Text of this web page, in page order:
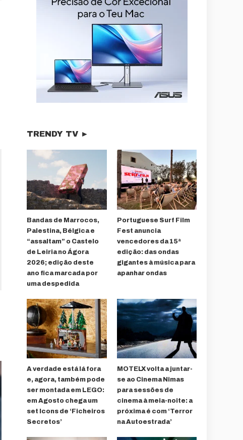
TRENDY TV ►
Bandas de Marrocos,
Palestina, Bélgica e
“assaltam” o Castelo
de Leiria no Ágora
2026; edição deste
ano fica marcada por
uma despedida
Portuguese Surf Film
Fest anuncia
vencedores da 15ª
edição: das ondas
gigantes à música para
apanhar ondas
A verdade está lá fora
e, agora, também pode
ser montada em LEGO:
em Agosto chega um
set Icons de ‘Ficheiros
Secretos’
MOTELX volta a juntar-
se ao Cinema Nimas
para sessões de
cinema à meia-noite: a
próxima é com ‘Terror
na Autoestrada’